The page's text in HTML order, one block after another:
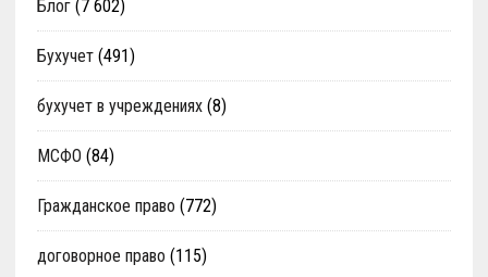
Блог(7 602)
Бухучет(491)
бухучет в учреждениях(8)
МСФО (84)
Гражданское право (772)
договорное право (115)